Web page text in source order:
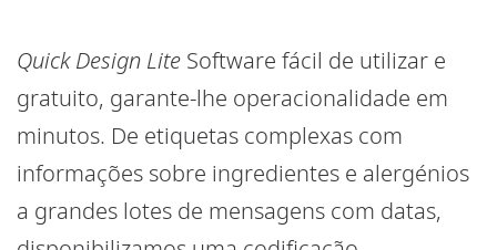
Quick Design Lite Software fácil de utilizar e
gratuito, garante-lhe operacionalidade em
minutos. De etiquetas complexas com
informações sobre ingredientes e alergénios
a grandes lotes de mensagens com datas,